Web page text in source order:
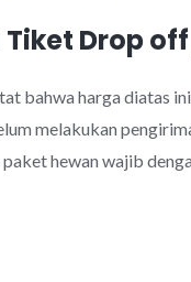
Drop
bahwa harga diatas
melakukan
hewan wajib